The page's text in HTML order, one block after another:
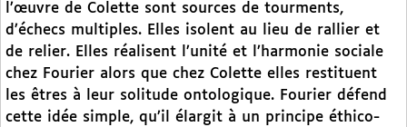
l’œuvre de Colette sont sources de tourments,
d’échecs multiples. Elles isolent au lieu de rallier et
de relier. Elles réalisent l’unité et l’harmonie sociale
chez Fourier alors que chez Colette elles restituent
les êtres à leur solitude ontologique. Fourier défend
cette idée simple, qu’il élargit à un principe éthico-